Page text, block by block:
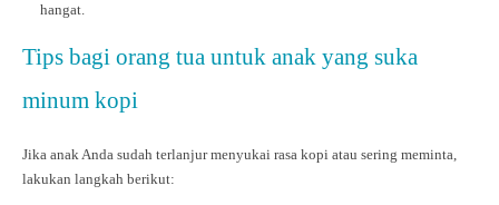
hangat.
Tips bagi orang tua untuk anak yang suka
minum kopi
Jika anak Anda sudah terlanjur menyukai rasa kopi atau sering meminta,
lakukan langkah berikut: